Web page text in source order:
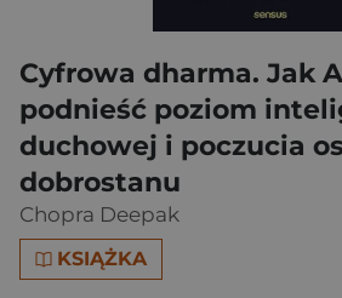
Cyfrowa dharma. Jak
podnieść poziom
duchowej i poczucia
dobrostanu
Chopra Deepak
KSIĄŻKA